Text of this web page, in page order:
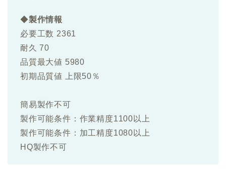
◆製作情報
必要工数 2361
耐久 70
品質最大値 5980
初期品質値 上限50％
簡易製作不可
製作可能条件：作業精度1100以上
製作可能条件：加工精度1080以上
HQ製作不可